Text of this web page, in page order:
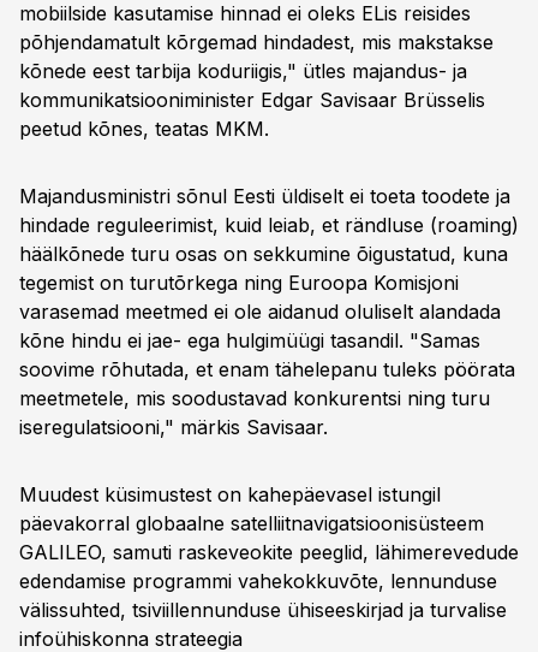
mobiilside kasutamise hinnad ei oleks ELis reisides
põhjendamatult kõrgemad hindadest, mis makstakse
kõnede eest tarbija koduriigis," ütles majandus- ja
kommunikatsiooniminister Edgar Savisaar Brüsselis
peetud kõnes, teatas MKM.
Majandusministri sõnul Eesti üldiselt ei toeta toodete ja
hindade reguleerimist, kuid leiab, et rändluse (roaming)
häälkõnede turu osas on sekkumine õigustatud, kuna
tegemist on turutõrkega ning Euroopa Komisjoni
varasemad meetmed ei ole aidanud oluliselt alandada
kõne hindu ei jae- ega hulgimüügi tasandil. "Samas
soovime rõhutada, et enam tähelepanu tuleks pöörata
meetmetele, mis soodustavad konkurentsi ning turu
iseregulatsiooni," märkis Savisaar.
Muudest küsimustest on kahepäevasel istungil
päevakorral globaalne satelliitnavigatsioonisüsteem
GALILEO, samuti raskeveokite peeglid, lähimerevedude
edendamise programmi vahekokkuvõte, lennunduse
välissuhted, tsiviillennunduse ühiseeskirjad ja turvalise
infoühiskonna strateegia